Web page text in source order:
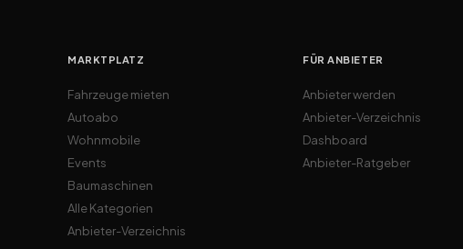
MARKTPLATZ
Fahrzeuge mieten
Autoabo
Wohnmobile
Events
Baumaschinen
Alle Kategorien
Anbieter-Verzeichnis
FÜR ANBIETER
Anbieter werden
Anbieter-Verzeichnis
Dashboard
Anbieter-Ratgeber